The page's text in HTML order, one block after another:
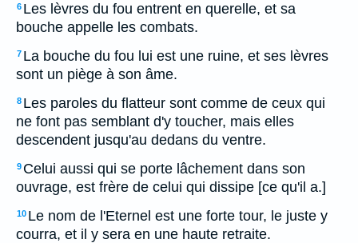
6 Les lèvres du fou entrent en querelle, et sa
bouche appelle les combats.
7 La bouche du fou lui est une ruine, et ses lèvres
sont un piège à son âme.
8 Les paroles du flatteur sont comme de ceux qui
ne font pas semblant d'y toucher, mais elles
descendent jusqu'au dedans du ventre.
9 Celui aussi qui se porte lâchement dans son
ouvrage, est frère de celui qui dissipe [ce qu'il a.]
10 Le nom de l'Eternel est une forte tour, le juste y
courra, et il y sera en une haute retraite.